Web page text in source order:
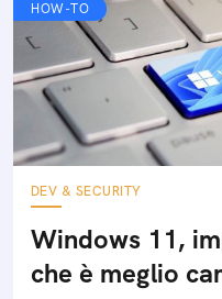
HOW-TO
DEV & SECURITY
Windows 11,
che è meglio